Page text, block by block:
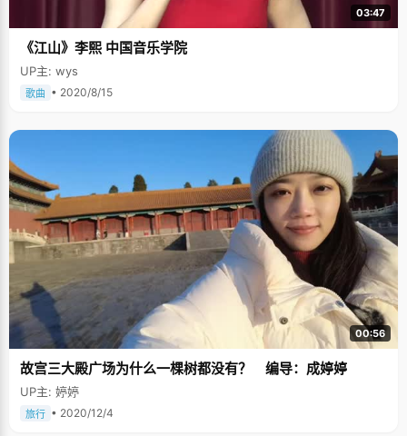
03:47
《江山》李熙 中国音乐学院
UP主: wys
歌曲 • 2020/8/15
00:56
故宫三大殿广场为什么一棵树都没有？ 编导：成婷婷
UP主: 婷婷
旅行 • 2020/12/4